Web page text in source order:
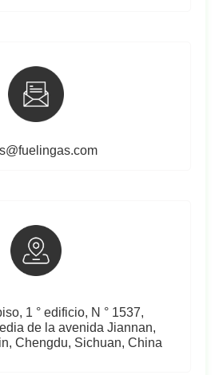
1 ° edificio, N ° 1537,
de la avenida Jiannan,
Chengdu, Sichuan, China